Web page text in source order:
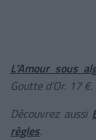
L’Amour sous
Goutte d’Or. 17 €.
Découvrez aussi
règles.